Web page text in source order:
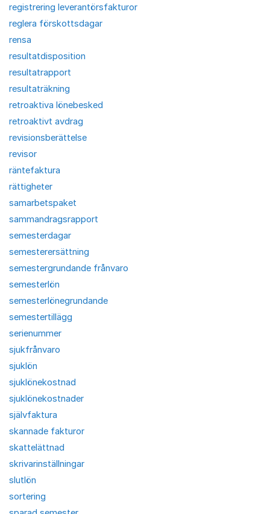
registrering leverantörsfakturor
reglera förskottsdagar
rensa
resultatdisposition
resultatrapport
resultaträkning
retroaktiva lönebesked
retroaktivt avdrag
revisionsberättelse
revisor
räntefaktura
rättigheter
samarbetspaket
sammandragsrapport
semesterdagar
semesterersättning
semestergrundande frånvaro
semesterlön
semesterlönegrundande
semestertillägg
serienummer
sjukfrånvaro
sjuklön
sjuklönekostnad
sjuklönekostnader
självfaktura
skannade fakturor
skattelättnad
skrivarinställningar
slutlön
sortering